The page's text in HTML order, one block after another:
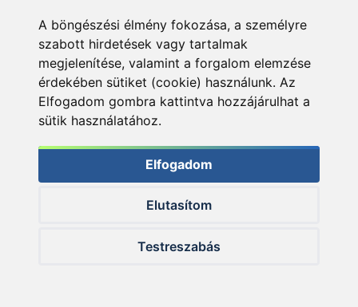
A böngészési élmény fokozása, a személyre
szabott hirdetések vagy tartalmak
megjelenítése, valamint a forgalom elemzése
érdekében sütiket (cookie) használunk. Az
Elfogadom gombra kattintva hozzájárulhat a
sütik használatához.
Elfogadom
Elutasítom
Testreszabás